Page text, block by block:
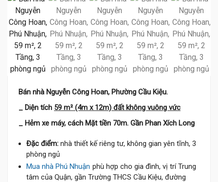
Bán nhà Nguyễn Công Hoan, Phường Cầu Kiệu.
_ Diện tích 59 m² (4m x 12m) đất không vuông vức
_ Hẻm xe máy, cách Mặt tiền 70m. Gần Phan Xích Long
Đặc điểm: nhà thiết kế riêng tư, không gian yên tĩnh, 3
phòng ngủ
Mua nhà Phú Nhuận phù hợp cho gia đình, vị trí Trung
tâm của Quận, gần Trường THCS Cầu Kiệu, đường